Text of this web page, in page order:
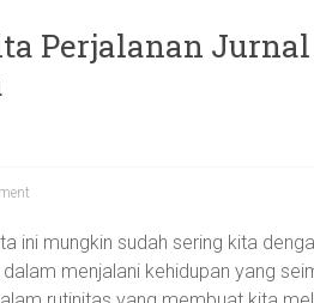
Perjalanan Jurnal
ini mungkin sudah sering kita
menjalani kehidupan yang